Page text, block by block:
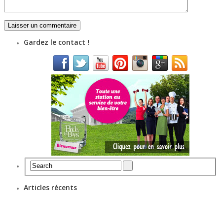
Gardez le contact !
Articles récents